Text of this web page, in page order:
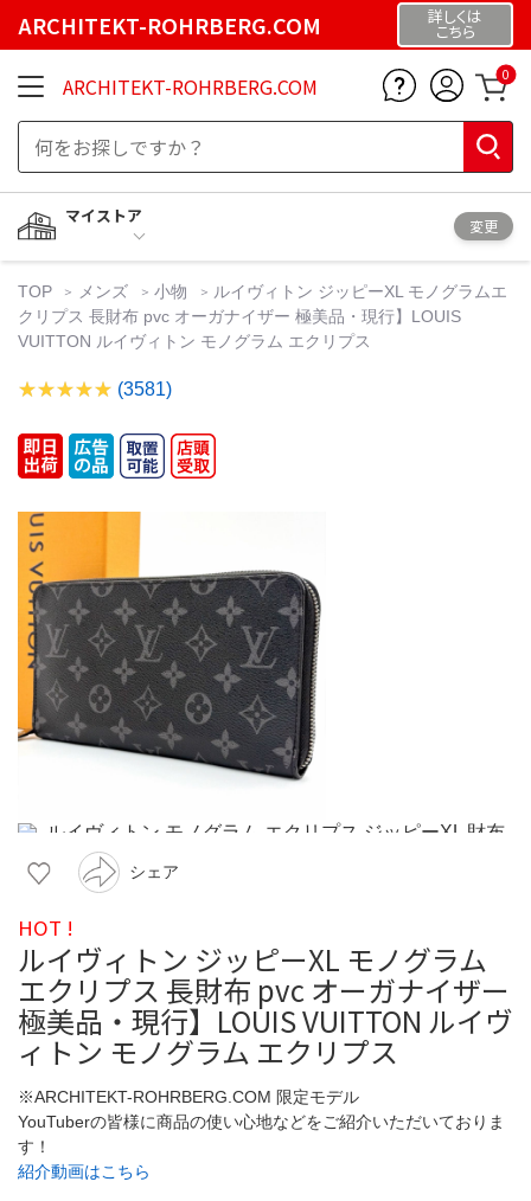
ARCHITEKT-ROHRBERG.COM 詳しくは
こちら
ARCHITEKT-ROHRBERG.COM 0
マイストア
変更
TOP メンズ 小物
ルイヴィトン ジッピーXL モノグラムエ
クリプス 長財布 pvc オーガナイザー 極美品・現行】LOUIS
VUITTON ルイヴィトン モノグラム エクリプス
(3581)
シェア
HOT !
ルイヴィトン ジッピーXL モノグラム
エクリプス 長財布 pvc オーガナイザー
極美品・現行】LOUIS VUITTON ルイヴ
ィトン モノグラム エクリプス
※ARCHITEKT-ROHRBERG.COM 限定モデル
YouTuberの皆様に商品の使い心地などをご紹介いただいておりま
す！
紹介動画はこちら